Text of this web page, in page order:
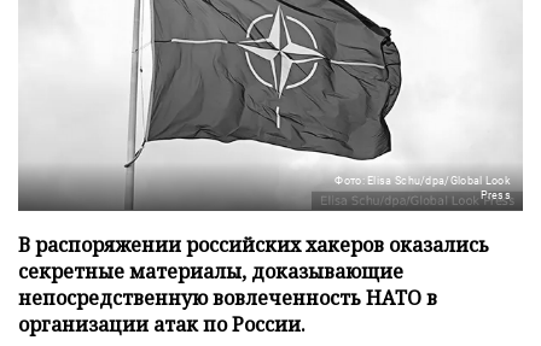
Фото: Elisa Schu/dpa/Global Look
Press
В распоряжении российских хакеров оказались
секретные материалы, доказывающие
непосредственную вовлеченность НАТО в
организации атак по России.